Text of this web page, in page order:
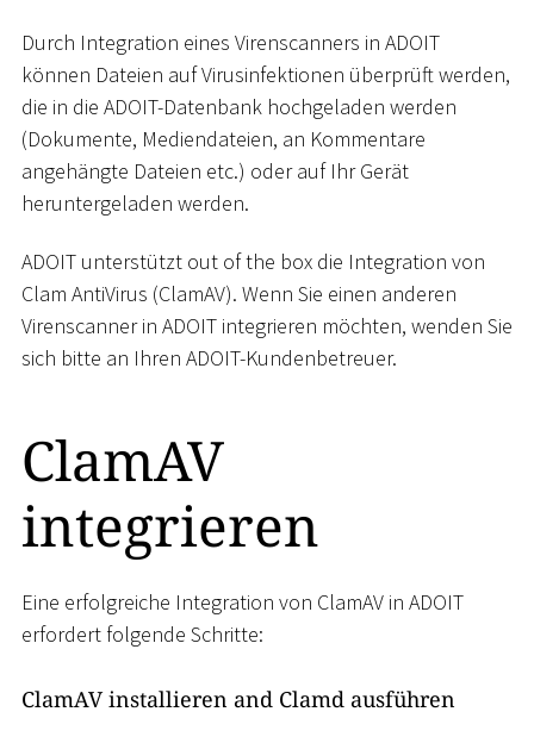
Durch Integration eines Virenscanners in ADOIT
können Dateien auf Virusinfektionen überprüft werden,
die in die ADOIT-Datenbank hochgeladen werden
(Dokumente, Mediendateien, an Kommentare
angehängte Dateien etc.) oder auf Ihr Gerät
heruntergeladen werden.
ADOIT unterstützt out of the box die Integration von
Clam AntiVirus (ClamAV). Wenn Sie einen anderen
Virenscanner in ADOIT integrieren möchten, wenden Sie
sich bitte an Ihren ADOIT-Kundenbetreuer.
ClamAV
integrieren
Eine erfolgreiche Integration von ClamAV in ADOIT
erfordert folgende Schritte:
ClamAV installieren and Clamd ausführen